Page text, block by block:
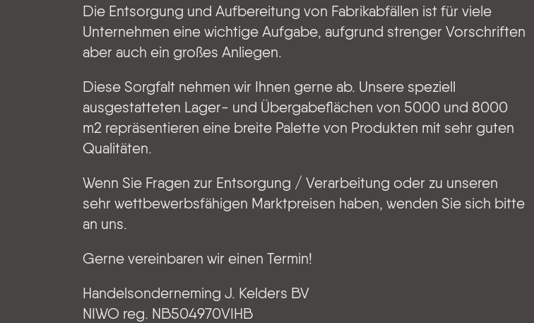
Die Entsorgung und Aufbereitung von Fabrikabfällen ist für viele
Unternehmen eine wichtige Aufgabe, aufgrund strenger Vorschriften
aber auch ein großes Anliegen.
Diese Sorgfalt nehmen wir Ihnen gerne ab. Unsere speziell
ausgestatteten Lager- und Übergabeflächen von 5000 und 8000
m2 repräsentieren eine breite Palette von Produkten mit sehr guten
Qualitäten.
Wenn Sie Fragen zur Entsorgung / Verarbeitung oder zu unseren
sehr wettbewerbsfähigen Marktpreisen haben, wenden Sie sich bitte
an uns.
Gerne vereinbaren wir einen Termin!
Handelsonderneming J. Kelders BV
NIWO reg. NB504970VIHB